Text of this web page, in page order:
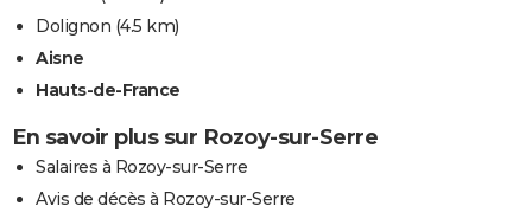
Dolignon (4.5 km)
Aisne
Hauts-de-France
En savoir plus sur Rozoy-sur-Serre
Salaires à Rozoy-sur-Serre
Avis de décès à Rozoy-sur-Serre